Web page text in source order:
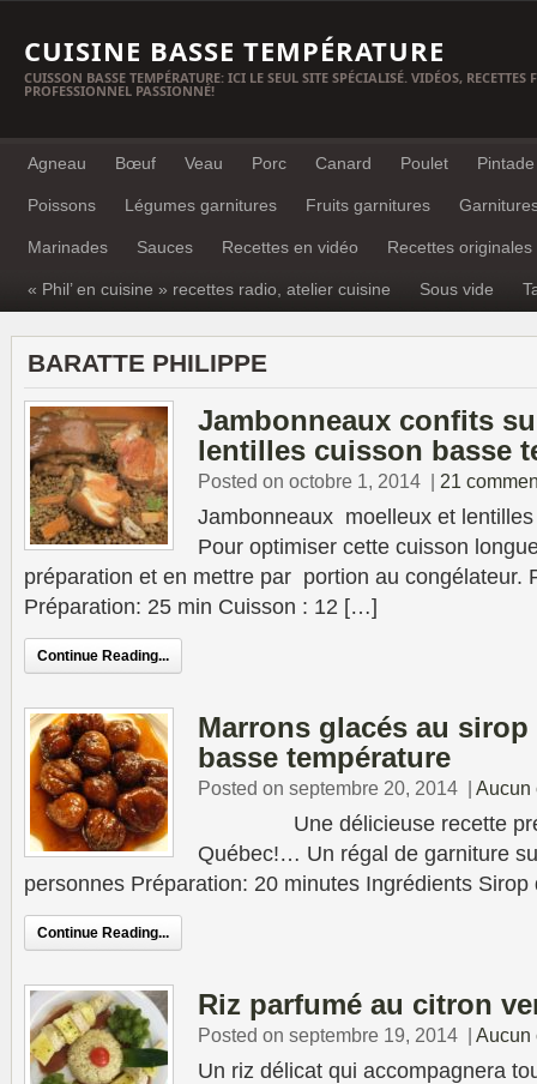
CUISINE BASSE TEMPÉRATURE
CUISSON BASSE TEMPÉRATURE: ICI LE SEUL SITE SPÉCIALISÉ. VIDÉOS, RECETTES
PROFESSIONNEL PASSIONNÉ!
Agneau Bœuf Veau Porc Canard Poulet Pintade
Poissons Légumes garnitures Fruits garnitures
Marinades Sauces Recettes en vidéo Recettes originales
« Phil’ en cuisine » recettes radio, atelier cuisine Sous vide
BARATTE PHILIPPE
Jambonneaux confits
lentilles cuisson basse
Posted on octobre 1, 2014 | 21
Jambonneaux moelleux et
Pour optimiser cette cuisson
préparation et en mettre par portion au congélateur.
Préparation: 25 min Cuisson : 12 […]
Continue Reading...
Marrons glacés au sirop
basse température
Posted on septembre 20, 2014 | Aucun
Une délicieuse recette
Québec!… Un régal de garniture
personnes Préparation: 20 minutes Ingrédients
Continue Reading...
Riz parfumé au citron
Posted on septembre 19, 2014 | Aucun
Un riz délicat qui accompagnera